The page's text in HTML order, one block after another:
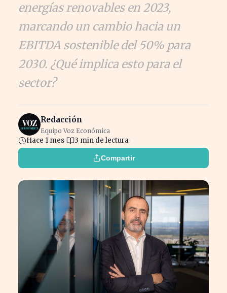
energías renovables en 2023,
marcando un cambio hacia un
EBITDA sostenible del 50% para
2030. ¿Qué implica esto para el
sector?
Redacción
Equipo Voz Económica
Hace 1 mes 3 min de lectura
Compartir